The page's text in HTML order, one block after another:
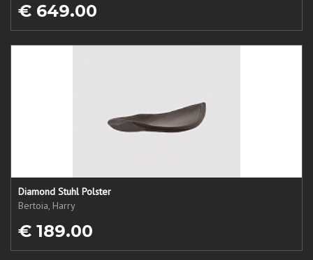
€ 649.00
Diamond Stuhl Polster
Bertoia, Harry
€ 189.00